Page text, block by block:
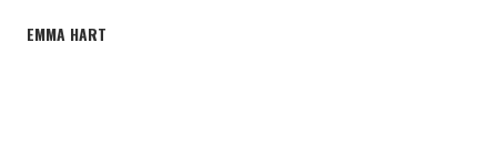
EMMA HART